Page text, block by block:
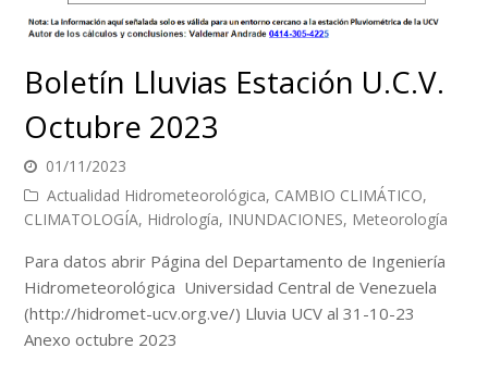
Boletín Lluvias Estación U.C.V.
Octubre 2023
01/11/2023
Actualidad Hidrometeorológica, CAMBIO CLIMÁTICO,
CLIMATOLOGÍA, Hidrología, INUNDACIONES, Meteorología
Para datos abrir Página del Departamento de Ingeniería
Hidrometeorológica Universidad Central de Venezuela
(http://hidromet-ucv.org.ve/) Lluvia UCV al 31-10-23
Anexo octubre 2023